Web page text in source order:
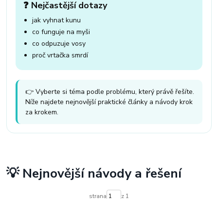
❓ Nejčastější dotazy
jak vyhnat kunu
co funguje na myši
co odpuzuje vosy
proč vrtačka smrdí
👉 Vyberte si téma podle problému, který právě řešíte.
Níže najdete nejnovější praktické články a návody krok
za krokem.
💡 Nejnovější návody a řešení
strana z 1